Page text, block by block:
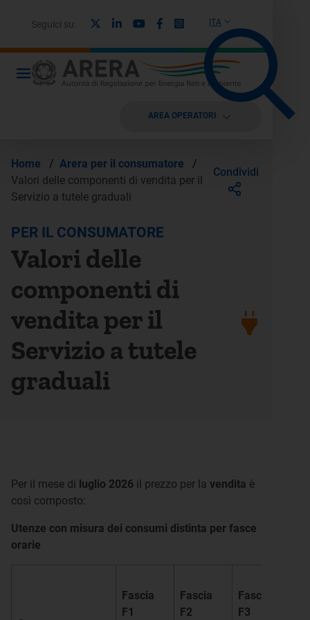
ITA
Seguici su: LinkedinYoutubeFacebook
Instagram
AREA OPERATORI
Home / Arera per il consumatore
/
Valori delle componenti di vendita per il
Servizio a tutele graduali
Condividi
PER IL CONSUMATORE
Valori delle
componenti di
vendita per il
Servizio a tutele
graduali
Per il mese di luglio 2026 il prezzo per la vendita è
così composto:
Utenze con misura dei consumi distinta per fasce
orarie
Fascia
F1
Fascia
F2
Fascia
F3